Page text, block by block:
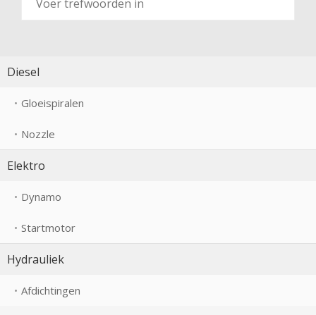
Diesel
Gloeispiralen
Nozzle
Elektro
Dynamo
Startmotor
Hydrauliek
Afdichtingen